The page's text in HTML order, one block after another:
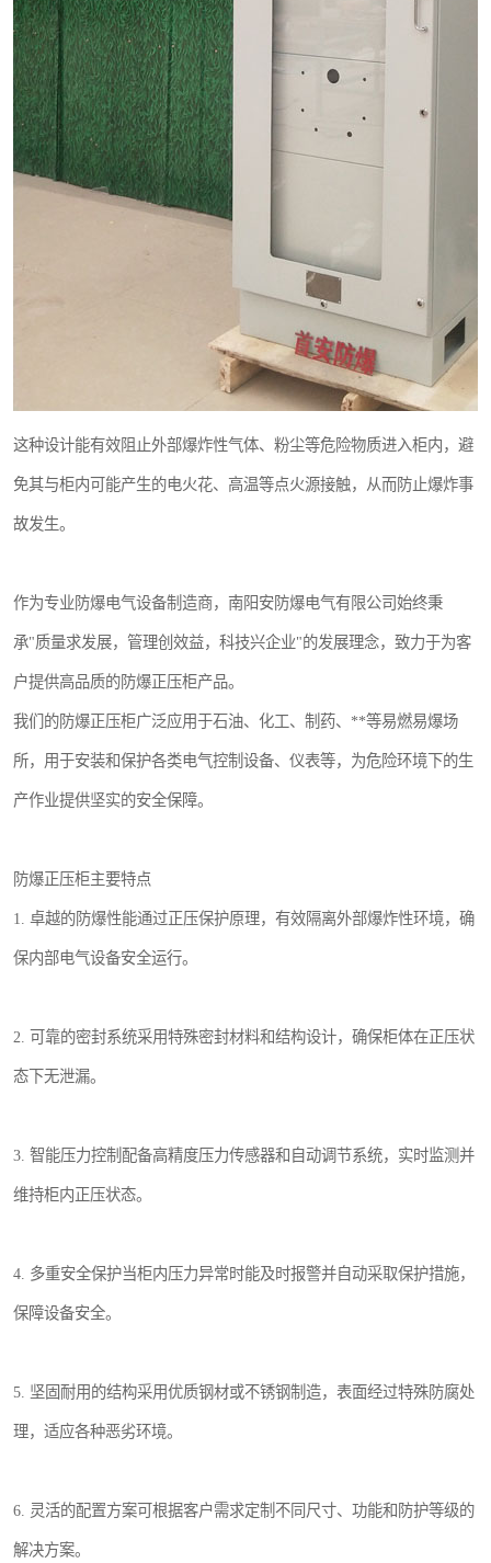
这种设计能有效阻止外部爆炸性气体、粉尘等危险物质进入柜内，避
免其与柜内可能产生的电火花、高温等点火源接触，从而防止爆炸事
故发生。
作为专业防爆电气设备制造商，南阳安防爆电气有限公司始终秉
承"质量求发展，管理创效益，科技兴企业"的发展理念，致力于为客
户提供高品质的防爆正压柜产品。
我们的防爆正压柜广泛应用于石油、化工、制药、**等易燃易爆场
所，用于安装和保护各类电气控制设备、仪表等，为危险环境下的生
产作业提供坚实的安全保障。
防爆正压柜主要特点
1. 卓越的防爆性能通过正压保护原理，有效隔离外部爆炸性环境，确
保内部电气设备安全运行。
2. 可靠的密封系统采用特殊密封材料和结构设计，确保柜体在正压状
态下无泄漏。
3. 智能压力控制配备高精度压力传感器和自动调节系统，实时监测并
维持柜内正压状态。
4. 多重安全保护当柜内压力异常时能及时报警并自动采取保护措施，
保障设备安全。
5. 坚固耐用的结构采用优质钢材或不锈钢制造，表面经过特殊防腐处
理，适应各种恶劣环境。
6. 灵活的配置方案可根据客户需求定制不同尺寸、功能和防护等级的
解决方案。